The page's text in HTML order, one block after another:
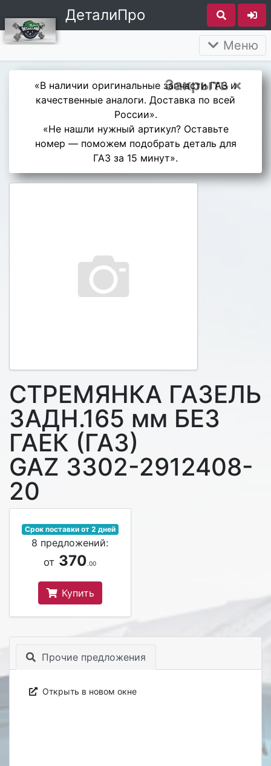
ДеталиПро
Меню
Закрыть ×
«В наличии оригинальные запчасти ГАЗ и
качественные аналоги. Доставка по всей
России».
«Не нашли нужный артикул? Оставьте
номер — поможем подобрать деталь для
ГАЗ за 15 минут».
СТРЕМЯНКА ГАЗЕЛЬ
ЗАДН.165 мм БЕЗ
ГАЕК (ГАЗ)
GAZ 3302-2912408-
20
Срок поставки от 2 дней
8 предложений:
от 370.00
Купить
Прочие предложения
Открыть в новом окне